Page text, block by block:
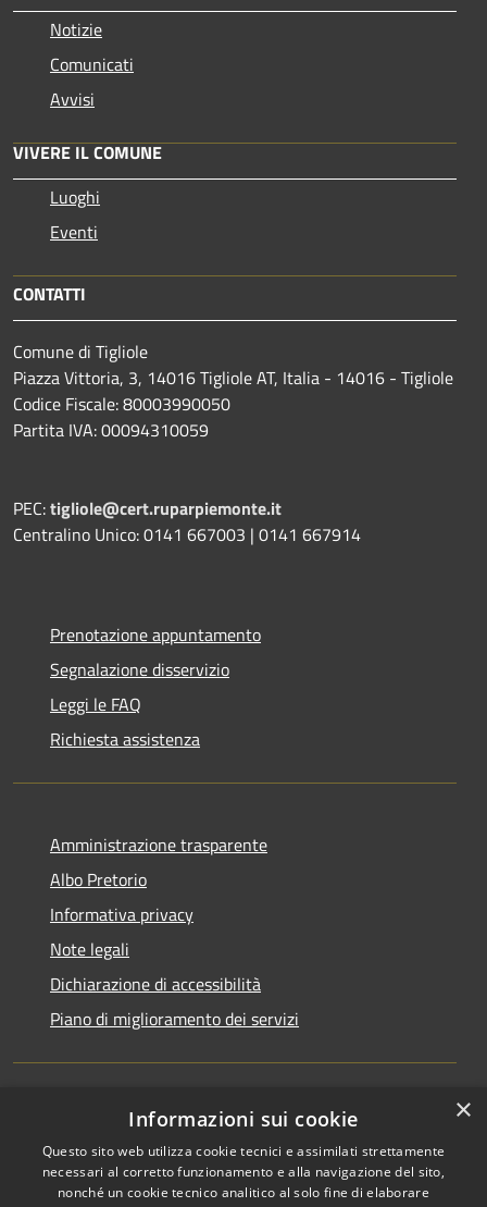
Notizie
Comunicati
Avvisi
VIVERE IL COMUNE
Luoghi
Eventi
CONTATTI
Comune di Tigliole
Piazza Vittoria, 3, 14016 Tigliole AT, Italia - 14016 - Tigliole
Codice Fiscale: 80003990050
Partita IVA: 00094310059
PEC:tigliole@cert.ruparpiemonte.it
Centralino Unico: 0141 667003 | 0141 667914
Prenotazione appuntamento
Segnalazione disservizio
Leggi le FAQ
Richiesta assistenza
Amministrazione trasparente
Albo Pretorio
Informativa privacy
Note legali
Dichiarazione di accessibilità
Piano di miglioramento dei servizi
Accessibilità
Privacy
Comune convenzionato
Astigov
Progetto|Convenzione
×
Informazioni sui cookie
Questo sito web utilizza cookie tecnici e assimilati strettamente
necessari al corretto funzionamento e alla navigazione del sito,
nonché un cookie tecnico analitico al solo fine di elaborare